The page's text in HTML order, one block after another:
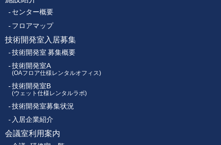
フ
ッ
タ
ー
メ
ニ
ュ
センター概要
フロアマップ
技術開発室入居募集
技術開発室 募集概要
技術開発室A
(OAフロア仕様レンタルオフィス)
技術開発室B
(ウェット仕様レンタルラボ)
技術開発室募集状況
入居企業紹介
会議室利用案内